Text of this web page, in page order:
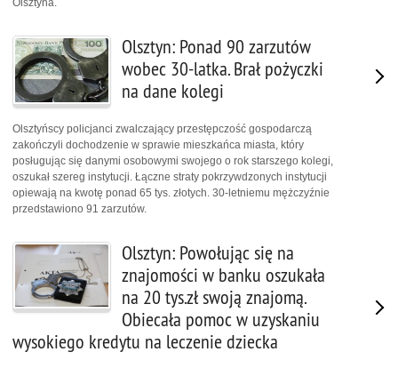
Olsztyn: Ponad 90 zarzutów
wobec 30-latka. Brał pożyczki
na dane kolegi
Olsztyńscy policjanci zwalczający przestępczość gospodarczą
zakończyli dochodzenie w sprawie mieszkańca miasta, który
posługując się danymi osobowymi swojego o rok starszego kolegi,
oszukał szereg instytucji. Łączne straty pokrzywdzonych instytucji
opiewają na kwotę ponad 65 tys. złotych. 30-letniemu mężczyźnie
przedstawiono 91 zarzutów.
Olsztyn: Powołując się na
znajomości w banku oszukała
na 20 tys.zł swoją znajomą.
Obiecała pomoc w uzyskaniu
wysokiego kredytu na leczenie dziecka